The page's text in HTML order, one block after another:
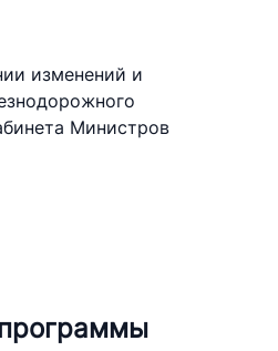
изменений и
Министров